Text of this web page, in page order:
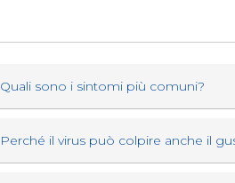
Quali sono i sintomi più comuni?
Perché il virus può colpire anche il